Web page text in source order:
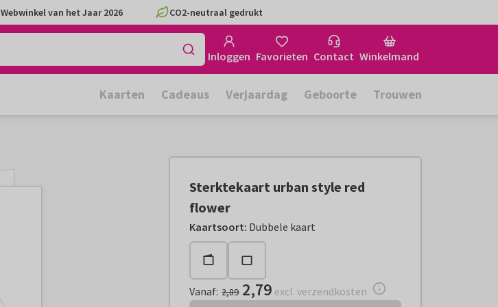
Webwinkel van het Jaar 2026 CO2-neutraal gedrukt
Inloggen Favorieten Contact Winkelmand
Kaarten Cadeaus Verjaardag Geboorte Trouwen
Sterktekaart urban style red
flower
Kaartsoort: Dubbele kaart
Vanaf:€ 2,79 excl. verzendkosten
Vanaf: 2,89 2,79 excl. verzendkosten